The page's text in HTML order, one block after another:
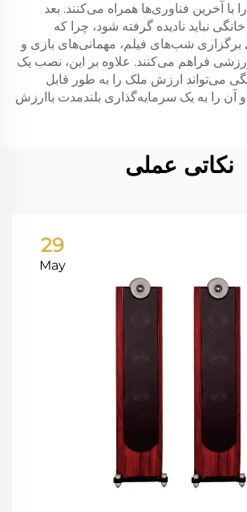
با آخرین فناوری‌ها همراه می‌کنند. بعد
نباید نادیده گرفته شود، چرا که
برگزاری شب‌های فیلم، مهمانی‌های بازی و
فراهم می‌کنند. علاوه بر این، نصب یک
می‌تواند ارزش ملک را به طور قابل
آن را به یک سرمایه‌گذاری بلندمدت باارزش
نکاتی عملی
29
May